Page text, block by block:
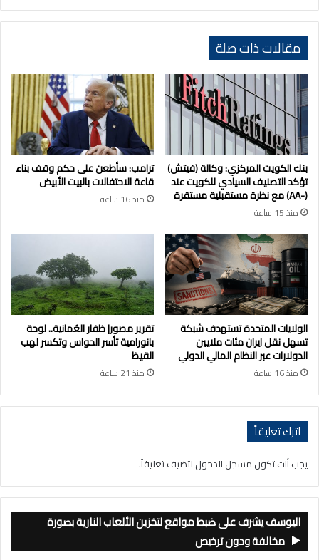
المخدرة
مقالات ذات صلة
بنك الكويت المركزي: وكالة (فيتش)
تؤكد التصنيف السيادي للكويت عند
(-AA) مع نظرة مستقبلية مستقرة
منذ 15 ساعة
ترامب: سأطعن على حكم وقف بناء
قاعة الاحتفالات بالبيت الأبيض
منذ 16 ساعة
الولايات المتحدة تستهدف شبكة
تسهل نقل ايران مئات ملايين
الدولارات عبر النظام المالي الدولي
منذ 16 ساعة
تقرير مصور| ظفار العُمانية.. لوحة
بانورامية تأسر الحواس وتكسر لهب
القيظ
منذ 21 ساعة
اترك تعليقاً
يجب أنت تكون مسجل الدخول لتضيف تعليقاً.
اليوسف يشرف على ضبط مواقع لتخزين الألعاب النارية بصورة
مخالفة ودون ترخيص